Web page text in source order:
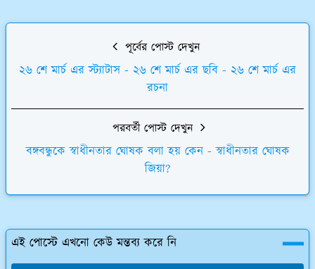
পূর্বের পোস্ট দেখুন
২৬ শে মার্চ এর স্ট্যাটাস - ২৬ শে মার্চ এর ছবি - ২৬ শে মার্চ এর
রচনা
পরবর্তী পোস্ট দেখুন
বঙ্গবন্ধুকে স্বাধীনতার ঘোষক বলা হয় কেন - স্বাধীনতার ঘোষক
জিয়া?
এই পোস্টে এখনো কেউ মন্তব্য করে নি